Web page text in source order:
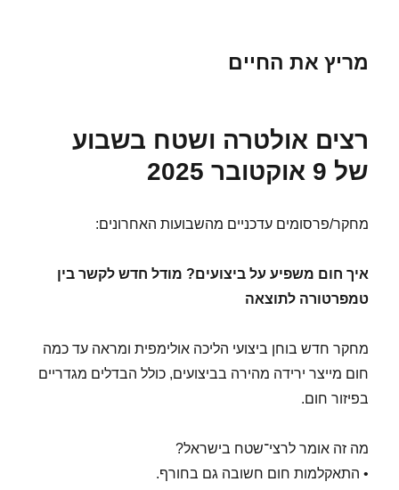
מריץ את החיים
רצים אולטרה ושטח בשבוע
של 9 אוקטובר 2025
מחקר/פרסומים עדכניים מהשבועות האחרונים:
איך חום משפיע על ביצועים? מודל חדש לקשר בין
טמפרטורה לתוצאה
מחקר חדש בוחן ביצועי הליכה אולימפית ומראה עד כמה
חום מייצר ירידה מהירה בביצועים, כולל הבדלים מגדריים
בפיזור חום.
מה זה אומר לרצי־שטח בישראל?
• התאקלמות חום חשובה גם בחורף.